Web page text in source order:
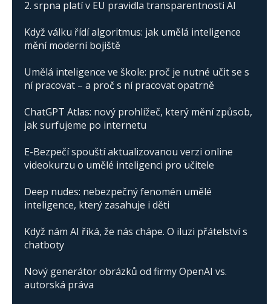
2. srpna platí v EU pravidla transparentnosti AI
Když válku řídí algoritmus: jak umělá inteligence
mění moderní bojiště
Umělá inteligence ve škole: proč je nutné učit se s
ní pracovat – a proč s ní pracovat opatrně
ChatGPT Atlas: nový prohlížeč, který mění způsob,
jak surfujeme po internetu
E-Bezpečí spouští aktualizovanou verzi online
videokurzu o umělé inteligenci pro učitele
Deep nudes: nebezpečný fenomén umělé
inteligence, který zasahuje i děti
Když nám AI říká, že nás chápe. O iluzi přátelství s
chatboty
Nový generátor obrázků od firmy OpenAI vs.
autorská práva